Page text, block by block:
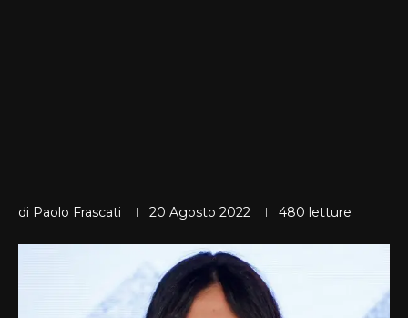
di Paolo Frascati 20 Agosto 2022 480 letture